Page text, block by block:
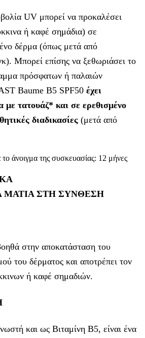
UV μπορεί να προκαλέσει
ή καφέ σημάδια) σε
δέρμα (όπως μετά από
Μπορεί επίσης να ξεθωριάσει το
πρόσφατων ή παλαιών
Baume B5 SPF50 έχει
με τατουάζ* και σε ερεθισμένο
διαδικασίες (μετά από
άνοιγμα της συσκευασίας: 12 μήνες
ΜΑΤΙΑ ΣΤΗ ΣΥΝΘΕΣΗ
στην αποκατάσταση του
του δέρματος και αποτρέπει τον
ή καφέ σημαδιών.
και ως Βιταμίνη Β5, είναι ένα